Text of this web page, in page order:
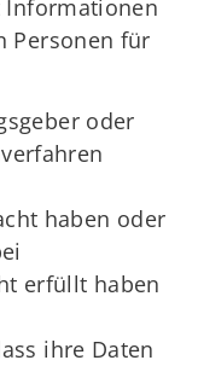
Informationen
Personen für
oder
haben oder
erfüllt haben
ihre Daten